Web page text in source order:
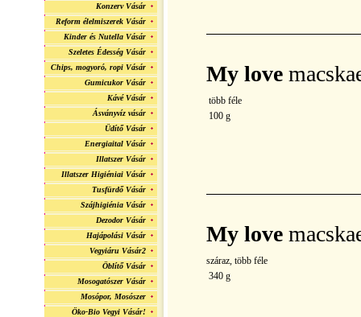
Konzerv Vásár
Reform élelmiszerek Vásár
Kinder és Nutella Vásár
Szeletes Édesség Vásár
Chips, mogyoró, ropi Vásár
Gumicukor Vásár
Kávé Vásár
Ásványvíz vásár
Üdítő Vásár
Energiaital Vásár
Illatszer Vásár
Illatszer Higiéniai Vásár
Tusfürdő Vásár
Szájhigiénia Vásár
Dezodor Vásár
Hajápolási Vásár
Vegyiáru Vásár2
Öblítő Vásár
Mosogatószer Vásár
Mosópor, Mosószer
Öko-Bio Vegyi Vásár!
My love
több féle
100 g
My love
száraz, több féle
340 g